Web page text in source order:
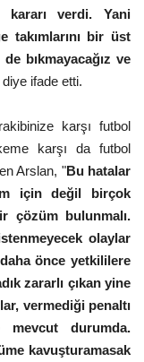
kararı verdi. Yani
takımlarını bir üst
bıkmayacağız ve
diye ifade etti.
karşı futbol
karşı da futbol
Arslan, "Bu hatalar
için değil birçok
çözüm bulunmalı.
olaylar
önce yetkililere
zararlı çıkan yine
vermediği penaltı
mevcut durumda.
kavuşturamasak